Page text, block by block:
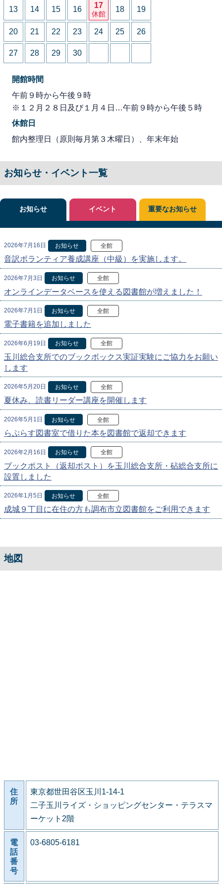
13 14 15 16 17
休館
18 19
20 21 22 23 24 25 26
27 28 29 30
開館時間
午前９時から午後９時
※１２月２８日及び１月４日…午前９時から午後５時
休館日
館内整理日（原則毎月第３木曜日）、年末年始
お知らせ・イベント一覧
お知らせ
2026年7月16日 お知らせ 全館
音訳ボランティア養成講座（中級）を実施します。
2026年7月3日 お知らせ 全館
オンラインデータベースを使える図書館が増えました！
2026年7月1日 お知らせ 全館
電子書籍を追加しました
2026年6月19日 お知らせ 全館
玉川総合支所でのブックボックス実証実験にご協力をお願い
します
2026年5月20日 お知らせ 全館
夏休み、読書リーダー講座を開催します
2026年5月1日 お知らせ 全館
らぷらす図書室で借りた本を図書館で返却できます
2026年2月16日 お知らせ 全館
ブックポスト（返却ポスト）を玉川総合支所・砧総合支所に
設置しました
2026年1月5日 お知らせ 全館
成城９丁目に在住の方も調布市立図書館をご利用できます
イベント 重要なお知らせ
地図
住
所
東京都世田谷区玉川1-14-1
二子玉川ライズ・ショッピングセンター・テラスマ
ーケット2階
電
話
番
号
03-6805-6181